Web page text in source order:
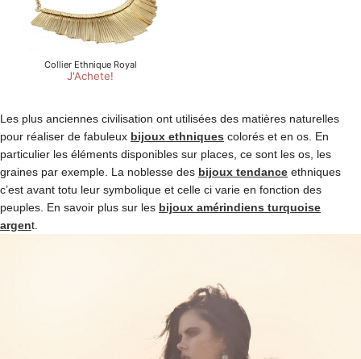
Les plus anciennes civilisation ont utilisées des matières naturelles
pour réaliser de fabuleux bijoux ethniques colorés et en os. En
particulier les éléments disponibles sur places, ce sont les os, les
graines par exemple. La noblesse des bijoux tendance ethniques
c’est avant totu leur symbolique et celle ci varie en fonction des
peuples. En savoir plus sur les bijoux amérindiens turquoise
argent.